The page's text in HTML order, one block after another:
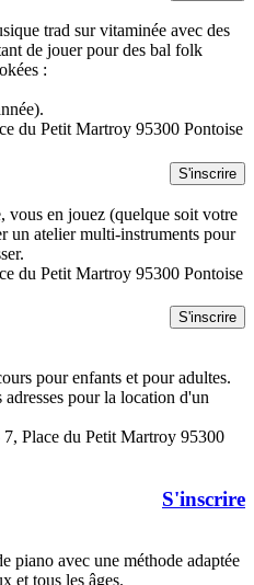
trad sur vitaminée avec des
de jouer pour des bal folk
:
du Petit Martroy 95300 Pontoise
S'inscrire
vous en jouez (quelque soit votre
un atelier multi-instruments pour
du Petit Martroy 95300 Pontoise
S'inscrire
pour enfants et pour adultes.
pour la location d'un
Place du Petit Martroy 95300
S'inscrire
piano avec une méthode adaptée
et tous les âges.